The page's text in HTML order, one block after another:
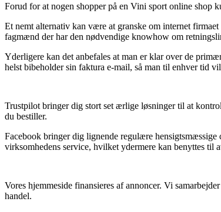
Forud for at nogen shopper på en Vini sport online shop
Et nemt alternativ kan være at granske om internet
fagmænd der har den nødvendige knowhow om
Yderligere kan det anbefales at man er klar over de
helst bibeholder sin faktura e-mail, så man til enhver tid
Trustpilot bringer dig stort set ærlige løsninger til at
du bestiller.
Facebook bringer dig lignende regulære
virksomhedens service, hvilket ydermere kan benyttes til
Vores hjemmeside finansieres af annoncer. Vi
handel.